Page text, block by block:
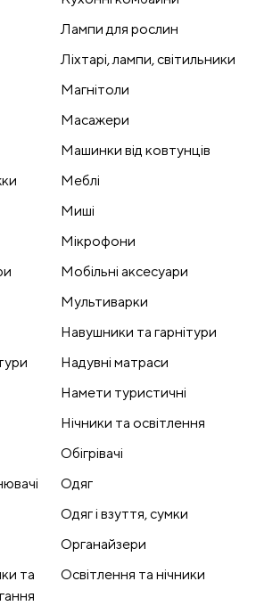
Лампи для рослин
Ліхтарі, лампи, світильники
Магнітоли
Масажери
Машинки від ковтунців
Меблі
Миші
Мікрофони
Мобільні аксесуари
Мультиварки
Навушники та гарнітури
Надувні матраси
Намети туристичні
Нічники та освітлення
Обігрівачі
Одяг
Одяг і взуття, сумки
Органайзери
та
Освітлення та нічники